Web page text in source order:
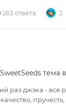
263 ответа 2
SweetSeeds тема в
раз джэка - все